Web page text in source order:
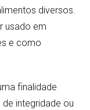
diversos.
usado em
e como
finalidade
integridade ou